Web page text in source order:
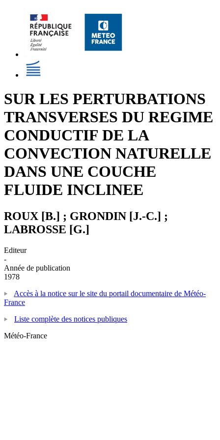
SUR LES PERTURBATIONS
TRANSVERSES DU REGIME
CONDUCTIF DE LA
CONVECTION NATURELLE
DANS UNE COUCHE
FLUIDE INCLINEE
ROUX [B.] ; GRONDIN [J.-C.] ;
LABROSSE [G.]
Editeur
-
Année de publication
1978
Accès à la notice sur le site du portail documentaire de Météo-
France
Liste complète des notices publiques
Météo-France